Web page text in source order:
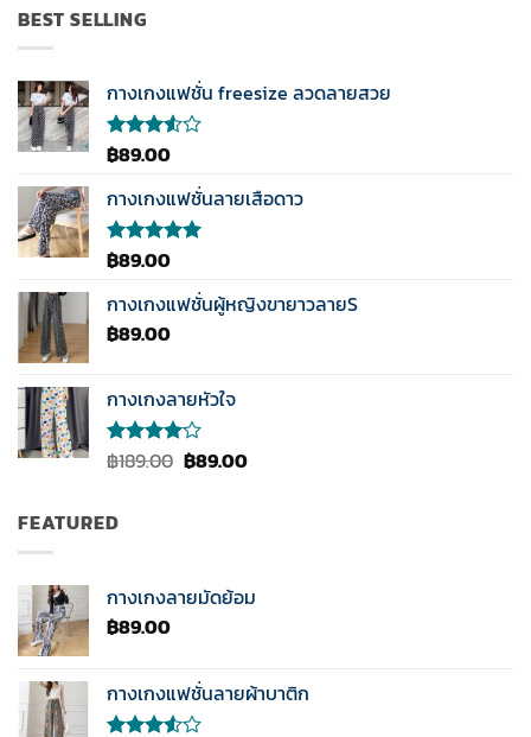
ตั้งแต่
1-5
BEST SELLING
กางเกงแฟชั่น freesize ลวดลายสวย
ให้
3.50
ตั้งแต่
1-5
คะแนน
฿89.00
กางเกงแฟชั่นลายเสือดาว
ให้คะแนน
1-5
คะแนน
฿89.00
กางเกงแฟชั่นผู้หญิงขายาวลายS
฿89.00
กางเกงลายหัวใจ
ให้
ตั้งแต่ 1-
5
฿189.00 Original
฿89.00Current
FEATURED
กางเกงลายมัดย้อม
฿89.00
กางเกงแฟชั่นลายผ้าบาติก